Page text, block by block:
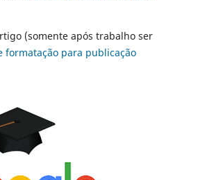
(somente após trabalho ser
formatação para publicação